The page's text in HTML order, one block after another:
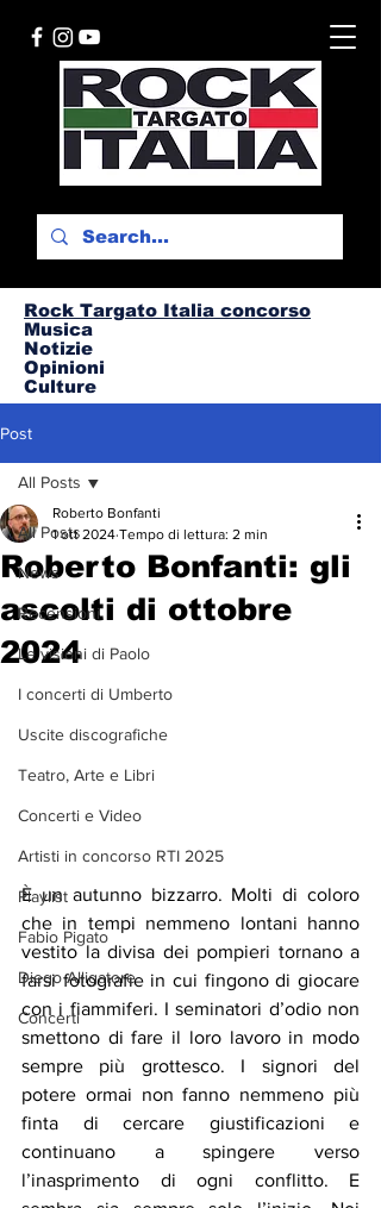
Rock Targato Italia concorso
Musica
Notizie
Opinioni
Culture
Post
All Posts
News
Recensioni
Le visioni di Paolo
I concerti di Umberto
Uscite discografiche
Teatro, Arte e Libri
Concerti e Video
Artisti in concorso RTI 2025
Playlist
Fabio Pigato
Diego Alligatore
Concerti
All Posts
Roberto Bonfanti: gli
ascolti di ottobre
2024
Roberto Bonfanti
1 ott 2024 Tempo di lettura: 2 min
È un autunno bizzarro. Molti di coloro
che in tempi nemmeno lontani hanno
vestito la divisa dei pompieri tornano a
farsi fotografie in cui fingono di giocare
con i fiammiferi. I seminatori d’odio non
smettono di fare il loro lavoro in modo
sempre più grottesco. I signori del
potere ormai non fanno nemmeno più
finta di cercare giustificazioni e
continuano a spingere verso
l’inasprimento di ogni conflitto. E